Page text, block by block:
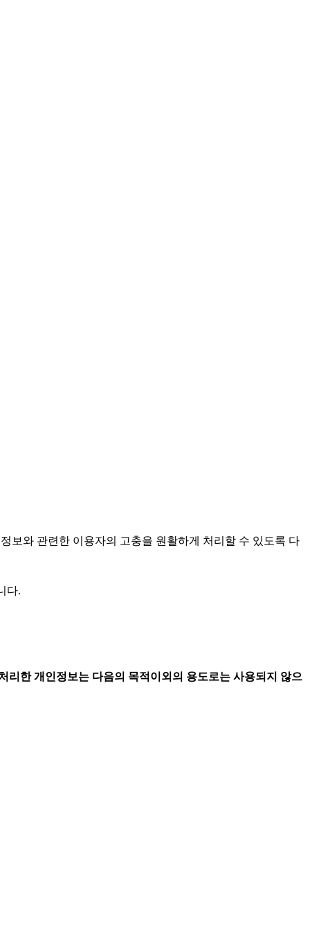
보와 관련한 이용자의 고충을 원활하게 처리할 수 있도록 다
다.
한 개인정보는 다음의 목적이외의 용도로는 사용되지 않으